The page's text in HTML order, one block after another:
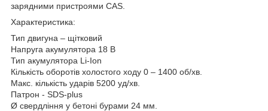
зарядними пристроями CAS.
Характеристика:
Тип двигуна – щітковий
Напруга акумулятора 18 В
Тип акумулятора Li-Ion
Кількість оборотів холостого ходу 0 – 1400 об/хв.
Макс. кількість ударів 5200 уд/хв.
Патрон - SDS-plus
Ø свердління у бетоні бурами 24 мм.